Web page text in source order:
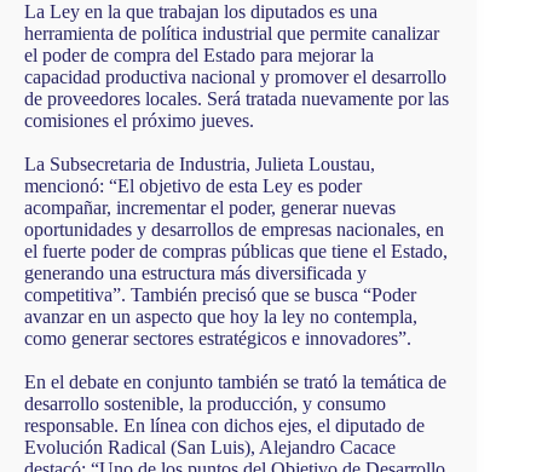
La Ley en la que trabajan los diputados es una
herramienta de política industrial que permite canalizar
el poder de compra del Estado para mejorar la
capacidad productiva nacional y promover el desarrollo
de proveedores locales. Será tratada nuevamente por las
comisiones el próximo jueves.
La Subsecretaria de Industria, Julieta Loustau,
mencionó: “El objetivo de esta Ley es poder
acompañar, incrementar el poder, generar nuevas
oportunidades y desarrollos de empresas nacionales, en
el fuerte poder de compras públicas que tiene el Estado,
generando una estructura más diversificada y
competitiva”. También precisó que se busca “Poder
avanzar en un aspecto que hoy la ley no contempla,
como generar sectores estratégicos e innovadores”.
En el debate en conjunto también se trató la temática de
desarrollo sostenible, la producción, y consumo
responsable. En línea con dichos ejes, el diputado de
Evolución Radical (San Luis), Alejandro Cacace